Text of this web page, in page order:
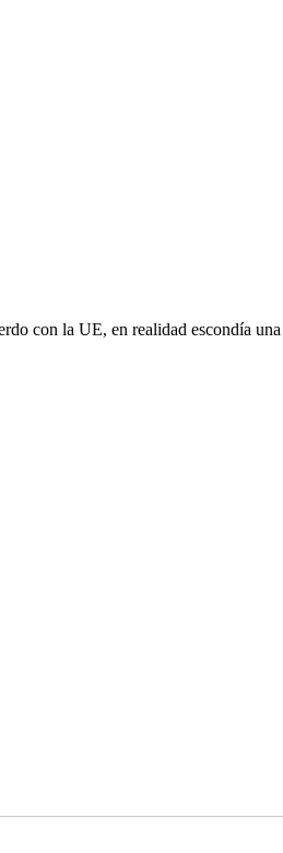
con la UE, en realidad escondía